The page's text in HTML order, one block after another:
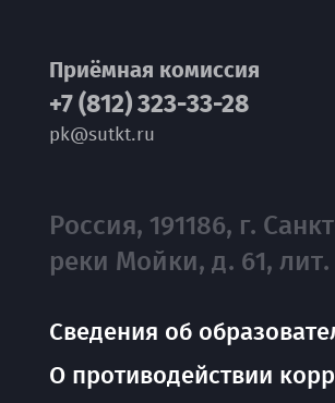
Приёмная комиссия
+7 (812) 323-33-28
pk@sutkt.ru
Россия, 191186, г.
реки Мойки, д. 61, лит.
Сведения об
О противодействии